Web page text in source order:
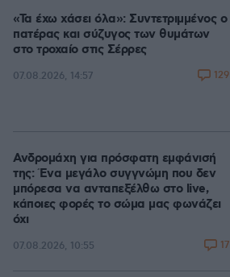
«Τα έχω χάσει όλα»: Συντετριμμένος ο
πατέρας και σύζυγος των θυμάτων
στο τροχαίο στις Σέρρες
07.08.2026, 14:57 129
Ανδρομάχη για πρόσφατη εμφάνισή
της: Ένα μεγάλο συγγνώμη που δεν
μπόρεσα να ανταπεξέλθω στο live,
κάποιες φορές το σώμα μας φωνάζει
όχι
07.08.2026, 10:55 17